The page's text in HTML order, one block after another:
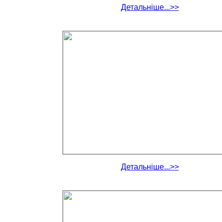
Детальніше...>>
Детальніше...>>